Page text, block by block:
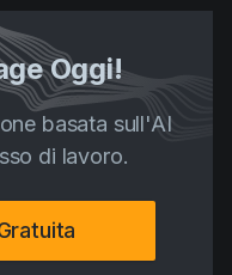
Oggi!
basata sull'AI
di lavoro.